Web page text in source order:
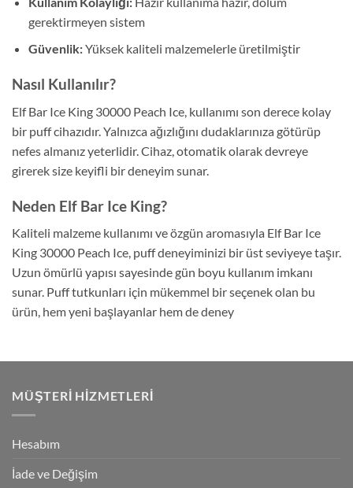
gerektirmeyen sistem
Güvenlik:Yüksek kaliteli malzemelerle üretilmiştir
Nasıl Kullanılır?
Elf Bar Ice King 30000 Peach Ice, kullanımı son derece kolay
bir puff cihazıdır. Yalnızca ağızlığını dudaklarınıza götürüp
nefes almanız yeterlidir. Cihaz, otomatik olarak devreye
girerek size keyifli bir deneyim sunar.
Neden Elf Bar Ice King?
Kaliteli malzeme kullanımı ve özgün aromasıyla Elf Bar Ice
King 30000 Peach Ice, puff deneyiminizi bir üst seviyeye taşır.
Uzun ömürlü yapısı sayesinde gün boyu kullanım imkanı
sunar. Puff tutkunları için mükemmel bir seçenek olan bu
ürün, hem yeni başlayanlar hem de deney
MÜŞTERI HIZMETLERI
Hesabım
İade ve Değişim